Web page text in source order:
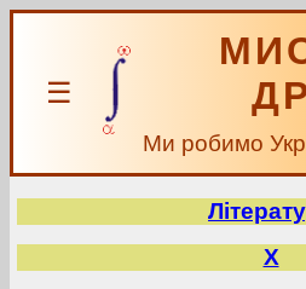
☰
Ми робимо
Х